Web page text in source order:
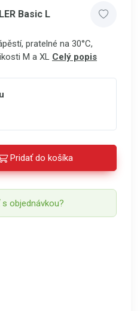
Basic L
pratelné na 30°C,
M a XL Celý popis
Pridať do košíka
objednávkou?